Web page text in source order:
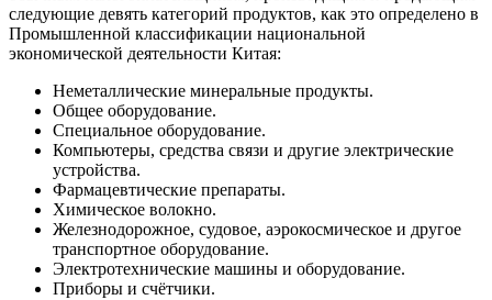
следующие девять категорий продуктов, как это определено в
Промышленной классификации национальной
экономической деятельности Китая:
Неметаллические минеральные продукты.
Общее оборудование.
Специальное оборудование.
Компьютеры, средства связи и другие электрические
устройства.
Фармацевтические препараты.
Химическое волокно.
Железнодорожное, судовое, аэрокосмическое и другое
транспортное оборудование.
Электротехнические машины и оборудование.
Приборы и счётчики.